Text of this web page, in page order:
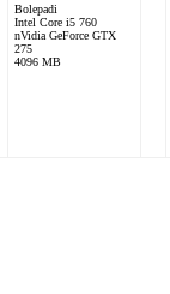
Bolepadi
Intel Core i5 760
nVidia GeForce GTX
275
4096 MB